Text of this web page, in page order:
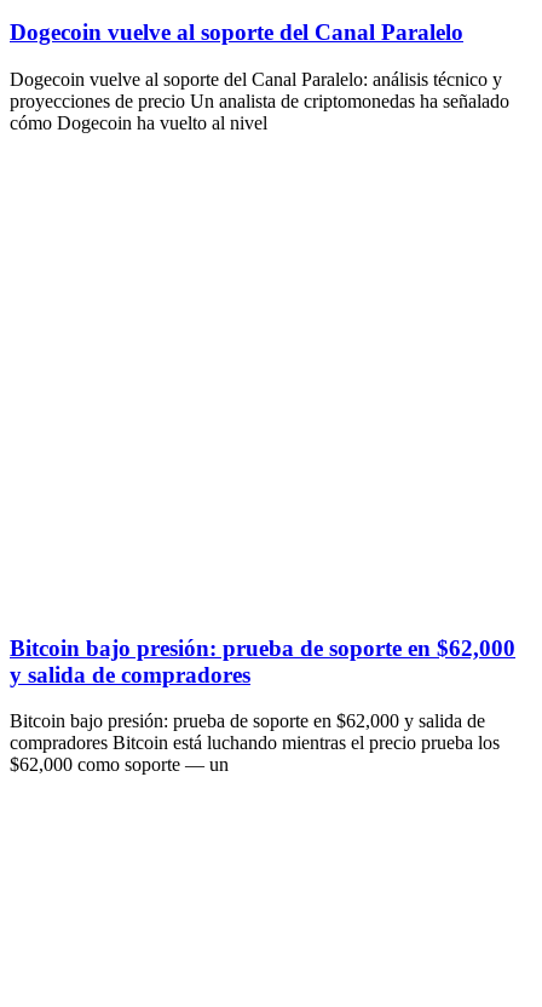
Dogecoin vuelve al soporte del Canal Paralelo
Dogecoin vuelve al soporte del Canal Paralelo: análisis técnico y
proyecciones de precio Un analista de criptomonedas ha señalado
cómo Dogecoin ha vuelto al nivel
Bitcoin bajo presión: prueba de soporte en $62,000
y salida de compradores
Bitcoin bajo presión: prueba de soporte en $62,000 y salida de
compradores Bitcoin está luchando mientras el precio prueba los
$62,000 como soporte — un